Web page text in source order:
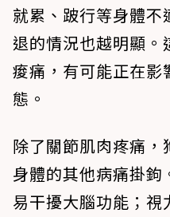
就累、跛行等身體
退的情況也越明顯。
痠痛，有可能正在影
態。
除了關節肌肉疼痛
身體的其他病痛掛鉤
易干擾大腦功能；